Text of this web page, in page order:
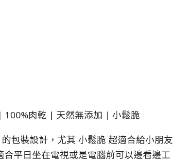
肉乾 | 天然無添加 | 小鬆脆
包裝設計，尤其 小鬆脆 超適合給小朋友
平日坐在電視或是電腦前可以邊看邊工